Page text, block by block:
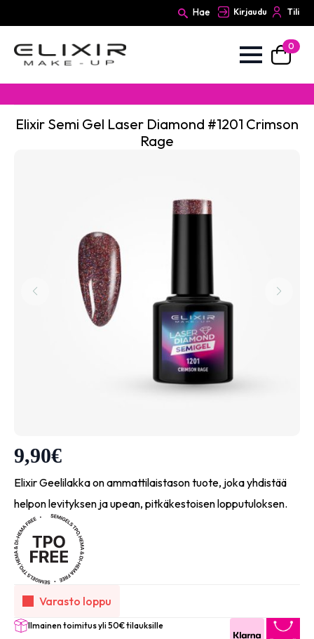
Hae Kirjaudu Tili
0
Elixir Semi Gel Laser Diamond #1201 Crimson
Rage
9,90€
Elixir Geelilakka on ammattilaistason tuote, joka yhdistää
helpon levityksen ja upean, pitkäkestoisen lopputuloksen.
Varasto loppu
Ilmainen toimitus yli 50€ tilauksille